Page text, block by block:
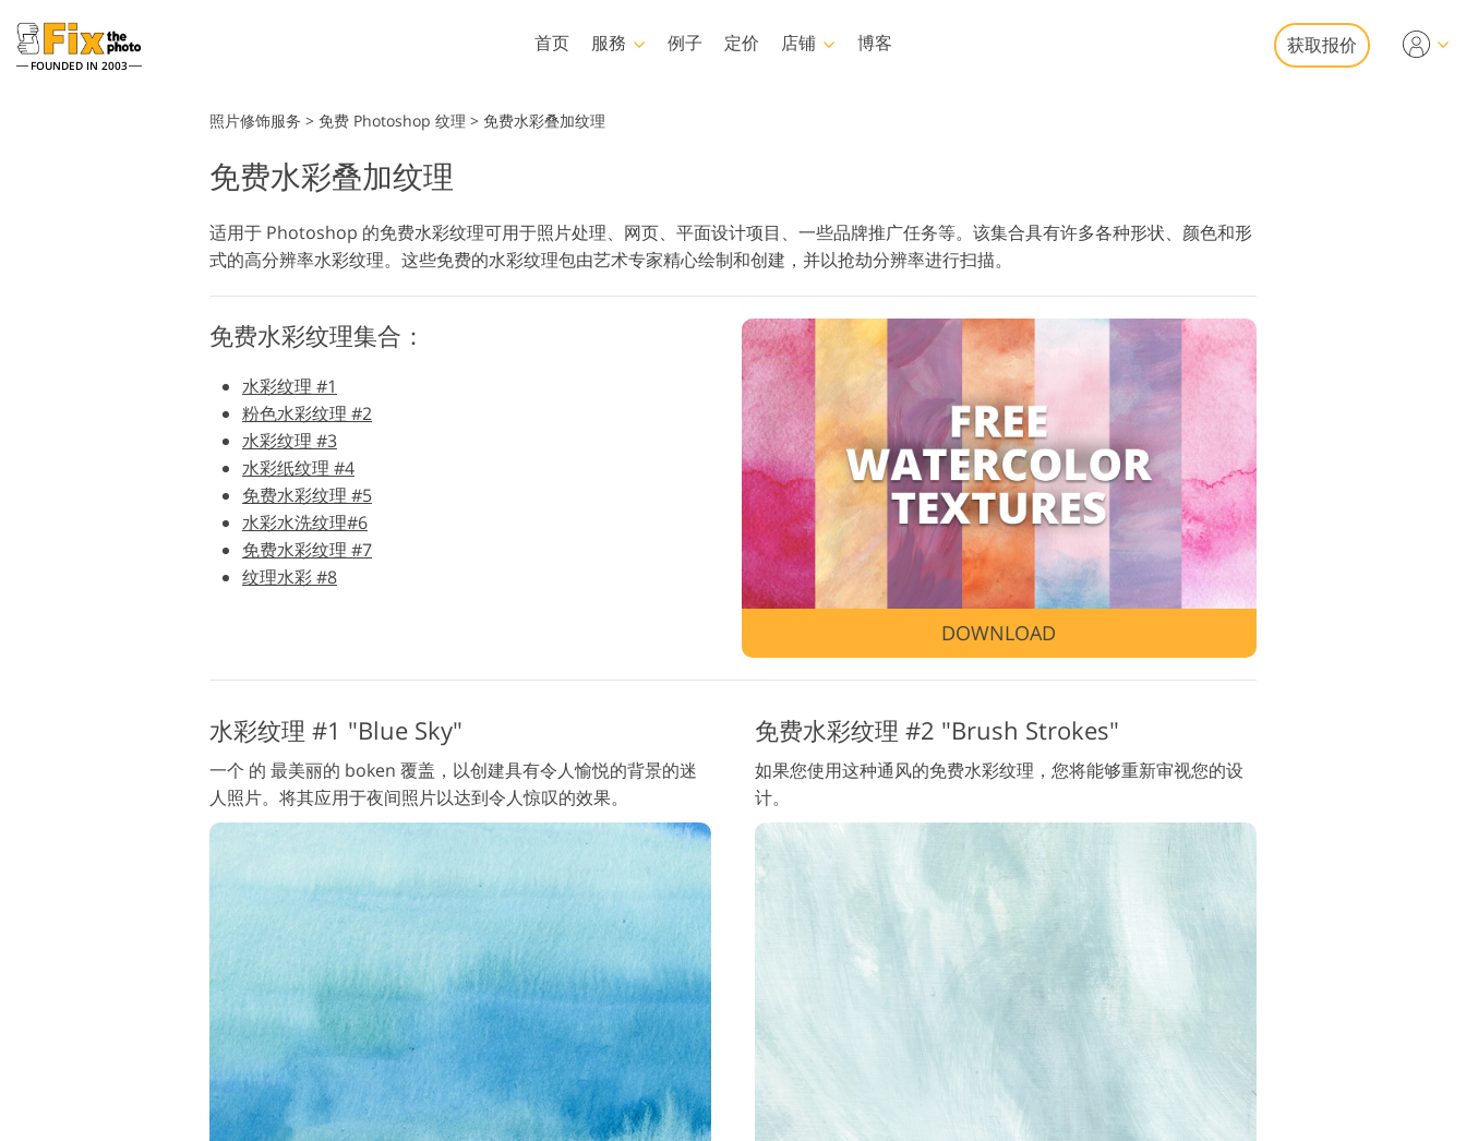
FOUNDED IN 2003
首页 服務
图像处理服务 照片修复服务
产品修图服务 AI训练数据 视频编辑服务
例子 定价 店铺
Lightroom
Lightroom 预设
最佳优惠预设
手机收藏
Photoshop
Photoshop 疊加
Photoshop 紋理
Ps 动作 整个合集
情人节贺卡
婚礼请柬
儿童生日请柬
博客 获取报价
照片修饰服务 > 免费 Photoshop 纹理 > 免费水彩叠加纹理
免费水彩叠加纹理
适用于 Photoshop 的免费水彩纹理可用于照片处理、网页、平面设计项目、一些品牌推广任务等。该集合具有许多各种形状、颜色和形
式的高分辨率水彩纹理。这些免费的水彩纹理包由艺术专家精心绘制和创建，并以抢劫分辨率进行扫描。
免费水彩纹理集合：
水彩纹理 #1
粉色水彩纹理 #2
水彩纹理 #3
水彩纸纹理 #4
免费水彩纹理 #5
水彩水洗纹理#6
免费水彩纹理 #7
纹理水彩 #8
DOWNLOAD
水彩纹理 #1 "Blue Sky"
一个 的 最美丽的 boken 覆盖，以创建具有令人愉悦的背景的迷
人照片。将其应用于夜间照片以达到令人惊叹的效果。
免费水彩纹理 #2 "Brush Strokes"
如果您使用这种通风的免费水彩纹理，您将能够重新审视您的设
计。